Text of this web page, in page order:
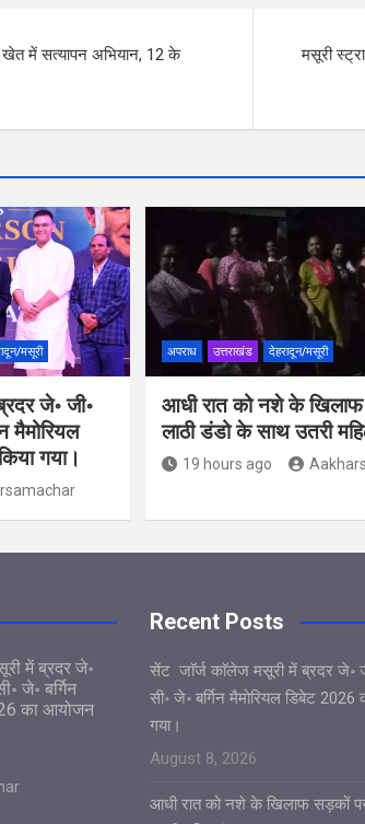
खेत में सत्यापन अभियान, 12 के
मसूरी
मसूरी
जे॰ जी॰
मैमोरियल
गया।
अपराध उत्तराखंड देहरादून/मसूरी
आधी रात को नशे के
लाठी डंडो के साथ उतरी
19 hours ago
में ब्रदर जे॰
जे॰ बर्गिन
का आयोजन
Recent Posts
सेंट जाॅर्ज काॅलेज मसूरी में ब्रदर जे॰
सी॰ जे॰ बर्गिन मैमोरियल डिबेट
गया।
August 8, 2026
आधी रात को नशे के खिलाफ सड़कों